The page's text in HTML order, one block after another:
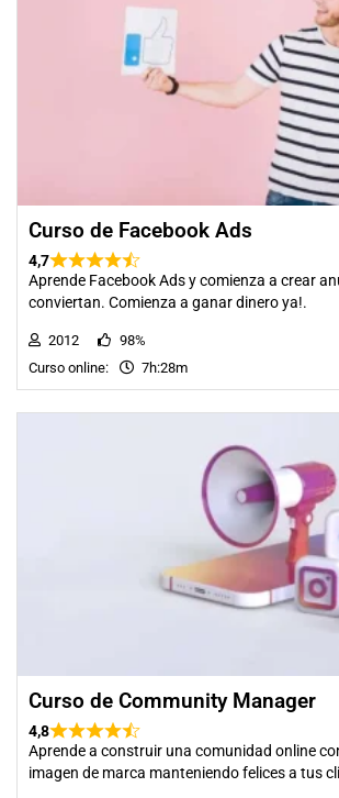
Curso de Facebook Ads
4,7
Aprende Facebook Ads y comienza a crear
conviertan. Comienza a ganar dinero ya!.
2012
98%
Curso online:
7h:28m
Curso de Community Manager
4,8
Aprende a construir una comunidad online
imagen de marca manteniendo felices a tus